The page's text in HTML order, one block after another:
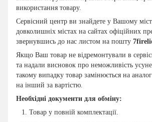
використання товару.
Сервісний центр ви знайдете у Вашому
довколишніх містах на сайтах офіційних
звернувшись до нас листом на пошту
Якщо Ваш товар не відремонтували в
та надали висновок про неможливість
такому випадку товар замінюється на
на інший за вартістю.
Необхідні документи для обміну:
Товар у повній комплектації.